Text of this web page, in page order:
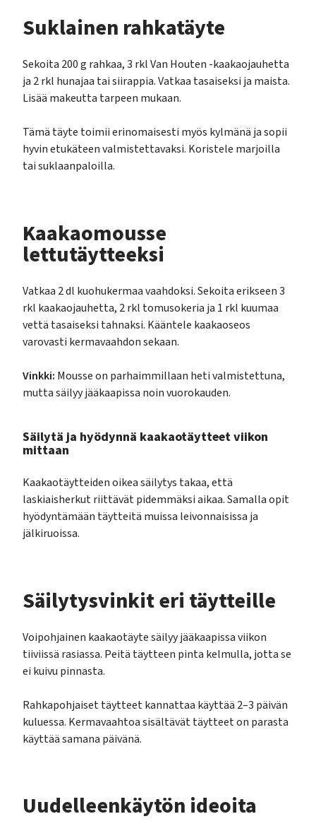
Suklainen rahkatäyte
Sekoita 200 g rahkaa, 3 rkl Van Houten -kaakaojauhetta
ja 2 rkl hunajaa tai siirappia. Vatkaa tasaiseksi ja maista.
Lisää makeutta tarpeen mukaan.
Tämä täyte toimii erinomaisesti myös kylmänä ja sopii
hyvin etukäteen valmistettavaksi. Koristele marjoilla
tai suklaanpaloilla.
Kaakaomousse
lettutäytteeksi
Vatkaa 2 dl kuohukermaa vaahdoksi. Sekoita erikseen 3
rkl kaakaojauhetta, 2 rkl tomusokeria ja 1 rkl kuumaa
vettä tasaiseksi tahnaksi. Kääntele kaakaoseos
varovasti kermavaahdon sekaan.
Vinkki: Mousse on parhaimmillaan heti valmistettuna,
mutta säilyy jääkaapissa noin vuorokauden.
Säilytä ja hyödynnä kaakaotäytteet viikon
mittaan
Kaakaotäytteiden oikea säilytys takaa, että
laskiaisherkut riittävät pidemmäksi aikaa. Samalla opit
hyödyntämään täytteitä muissa leivonnaisissa ja
jälkiruoissa.
Säilytysvinkit eri täytteille
Voipohjainen kaakaotäyte säilyy jääkaapissa viikon
tiiviissä rasiassa. Peitä täytteen pinta kelmulla, jotta se
ei kuivu pinnasta.
Rahkapohjaiset täytteet kannattaa käyttää 2–3 päivän
kuluessa. Kermavaahtoa sisältävät täytteet on parasta
käyttää samana päivänä.
Uudelleenkäytön ideoita